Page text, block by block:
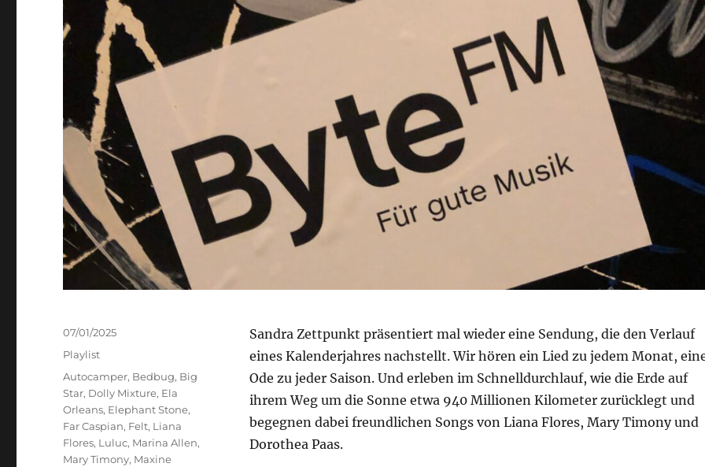
Sandra Zettpunkt präsentiert mal wieder eine Sendung, die den Verlauf
eines Kalenderjahres nachstellt. Wir hören ein Lied zu jedem Monat,
Ode zu jeder Saison. Und erleben im Schnelldurchlauf, wie die Erde auf
ihrem Weg um die Sonne etwa 940 Millionen Kilometer zurücklegt und
begegnen dabei freundlichen Songs von Liana Flores, Mary Timony und
Dorothea Paas.
Veröffentlicht
am
07/01/2025
Kategorien
Playlist
Schlagwörter
Autocamper, Bedbug, Big
Star, Dolly Mixture, Ela
Orleans, Elephant Stone,
Far Caspian, Felt, Liana
Flores, Luluc, Marina Allen,
Mary Timony, Maxine